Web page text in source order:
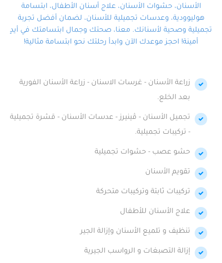
الأسنان، حشوات الأسنان، علاج أسنان الأطفال، ابتسامة
هوليوودية، وعدسات تجميلية للأسنان، لضمان أفضل تجربة
تجميلية وصحية لأسنانك. معنا، صحتك وجمال ابتسامتك في أيدٍ
أمينة! احجز موعدك الآن وابدأ رحلتك نحو ابتسامة مثالية!
زراعة الأسنان - غرسات الاسنان - زراعة الأسنان الفورية
بعد الخلع.
تجميل الأسنان - ڤينيرز - عدسات الأسنان - قشرة تجميلية
- تركيبات تجميلية.
حشو عصب - حشوات تجميلية
تقويم الأسنان
تركيبات ثابتة وتركيبات متحركة
علاج الأسنان للأطفال
تنظيف و تلميع الأسنان وإزالة الجير
إزالة التصبغات و الرواسب الجيرية